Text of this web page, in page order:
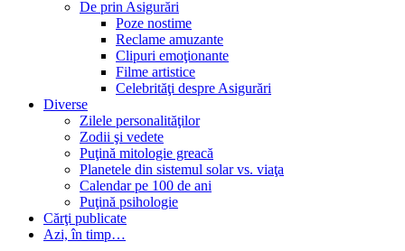
De prin Asigurări
Poze nostime
Reclame amuzante
Clipuri emoţionante
Filme artistice
Celebrităţi despre Asigurări
Diverse
Zilele personalităţilor
Zodii şi vedete
Puţină mitologie greacă
Planetele din sistemul solar vs. viaţa
Calendar pe 100 de ani
Puţină psihologie
Cărţi publicate
Azi, în timp…